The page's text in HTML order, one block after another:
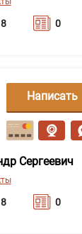
0
Сергеевич
0
Написать
сообщение